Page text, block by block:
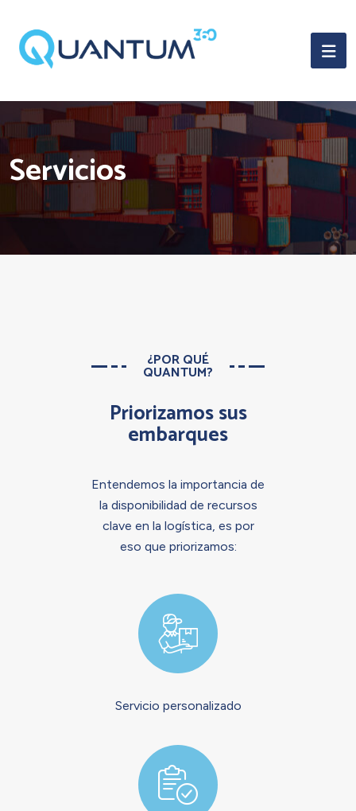
Servicios
¿POR QUÉ
QUANTUM?
Priorizamos sus
embarques
Entendemos la importancia de
la disponibilidad de recursos
clave en la logística, es por
eso que priorizamos:
Servicio personalizado